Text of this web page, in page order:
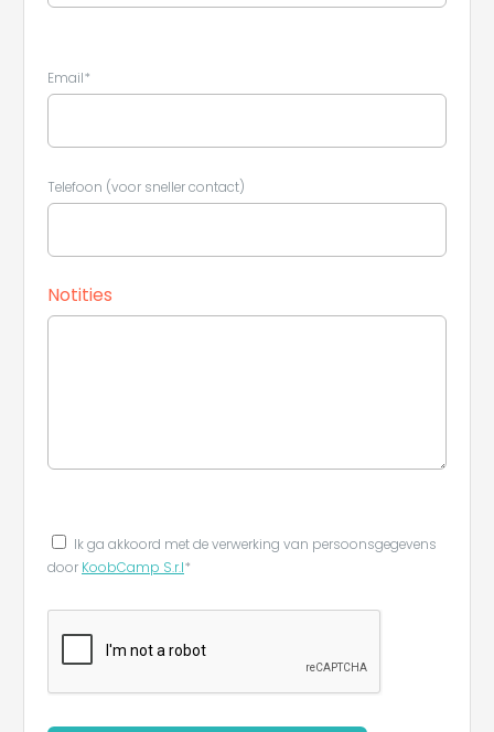
Email*
Telefoon (voor sneller contact)
Notities
Ik ga akkoord met de verwerking van persoonsgegevens
door KoobCamp S.r.l*
Leaflet |©Koobcamp S.r.l.